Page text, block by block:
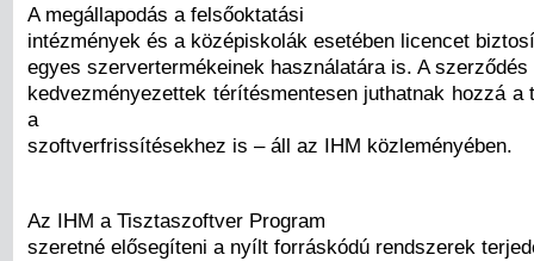
A megállapodás a felsőoktatási
intézmények és a középiskolák esetében licencet
egyes szervertermékeinek használatára is. A szerződés
kedvezményezettek térítésmentesen juthatnak hozzá a
a
szoftverfrissítésekhez is – áll az IHM közleményében.
Az IHM a Tisztaszoftver Program
szeretné elősegíteni a nyílt forráskódú rendszerek